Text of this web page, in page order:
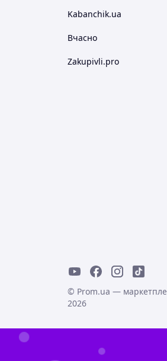
Kabanchik.ua
Вчасно
Zakupivli.pro
© Prom.ua —
2026